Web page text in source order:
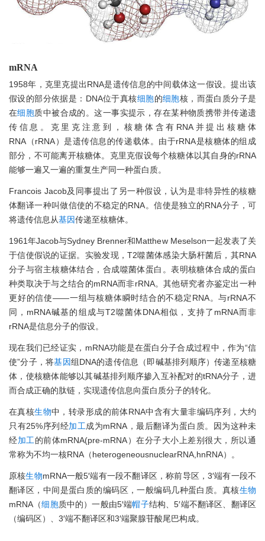
mRNA
1958年，克里克提出RNA是遗传信息的中间载体这一假设。提出该
假设的部分依据是：DNA位于真核细胞的细胞核，而蛋白质分子是
在细胞质中被合成的。这一事实提示，存在某种物质携带并传递遗
传信息。克里克注意到，核糖体含有RNA并提出核糖体
RNA（rRNA）是遗传信息的传递载体。由于rRNA是核糖体的组成
部分，不可能离开核糖体。克里克假设每个核糖体以其自身的rRNA
能够一遍又一遍的重复生产同一种蛋白质。
Francois Jacob及同事提出了另一种假设，认为是非特异性的核糖
体翻译一种叫做信使的不稳定的RNA。信使是独立的RNA分子，可
将遗传信息从基因传递至核糖体。
1961年Jacob与Sydney Brenner和Matthew Meselson一起发表了关
于信使假说的证据。实验发现，T2噬菌体感染大肠杆菌后，其RNA
分子与宿主核糖体结合，合成噬菌体蛋白。表明核糖体合成的蛋白
种类取决于与之结合的mRNA而非rRNA。其他研究者亦鉴定出一种
更好的信使——一组与核糖体瞬时结合的不稳定RNA。与rRNA不
同，mRNA碱基的组成与T2噬菌体DNA相似，支持了mRNA而非
rRNA是信息分子的假设。
现在我们已经证实，mRNA功能是在蛋白分子合成过程中，作为“信
使”分子，将基因组DNA的遗传信息（即碱基排列顺序）传递至核糖
体，使核糖体能够以其碱基排列顺序掺入互补配对的tRNA分子，进
而合成正确的肽链，实现遗传信息向蛋白质分子的转化。
在真核生物中，转录形成的前体RNA中含有大量非编码序列，大约
只有25%序列经加工成为mRNA，最后翻译为蛋白质。因为这种未
经加工的前体mRNA(pre-mRNA）在分子大小上差别很大，所以通
常称为不均一核RNA（heterogeneousnuclearRNA,hnRNA）。
原核生物mRNA一般5′端有一段不翻译区，称前导区，3′端有一段不
翻译区，中间是蛋白质的编码区，一般编码几种蛋白质。真核生物
mRNA（细胞质中的）一般由5′端帽子结构、5′端不翻译区、翻译区
（编码区）、3′端不翻译区和3′端聚腺苷酸尾巴构成。